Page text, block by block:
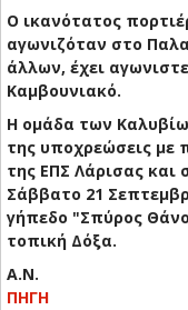
Ο ικανότατος
αγωνιζόταν στο
άλλων, έχει
Καμβουνιακό.
Η ομάδα των
της υποχρεώσεις με
της ΕΠΣ Λάρισας και
Σάββατο 21
γήπεδο "Σπύρος
τοπική Δόξα.
Α.Ν.
ΠΗΓΗ